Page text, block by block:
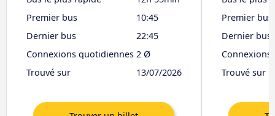
Premier bus
10:45
Dernier bus
22:45
Connexions quotidiennes 2 Ø
Trouvé sur
13/07/2026
Premier bus
Dernier bus
Trouvé sur